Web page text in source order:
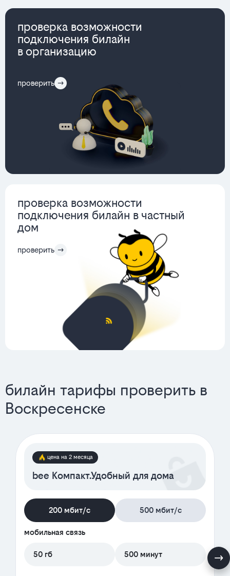
проверка возможности
подключения билайн
в организацию
проверить
проверка возможности
подключения билайн в частный
дом
проверить
билайн тарифы проверить в
Воскресенске
цена на 2 месяца
bee Компакт.Удобный для дома
200 мбит/с 500 мбит/с
мобильная связь
50 гб 500 минут